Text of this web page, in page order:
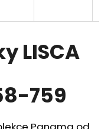
LISCA
759